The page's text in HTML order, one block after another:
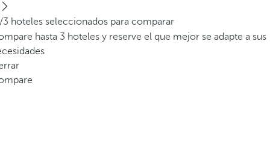
/3 hoteles seleccionados para comparar
hasta 3 hoteles y reserve el que mejor se adapte a sus